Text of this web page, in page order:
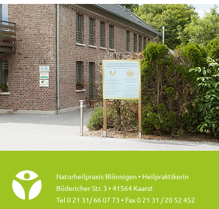
Naturheilpraxis Blönnigen • Heilpraktikerin
Büdericher Str. 3 • 41564 Kaarst
Tel 0 21 31/ 66 07 73 • Fax 0 21 31 / 20 52 452